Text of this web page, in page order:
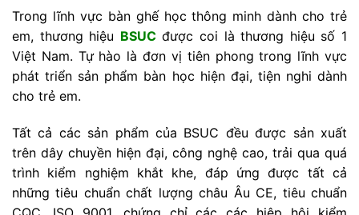
Trong lĩnh vực bàn ghế học thông minh dành cho trẻ
em, thương hiệu BSUCđược coi là thương hiệu số 1
Việt Nam. Tự hào là đơn vị tiên phong trong lĩnh vực
phát triển sản phẩm bàn học hiện đại, tiện nghi dành
cho trẻ em.
Tất cả các sản phẩm của BSUC đều được sản xuất
trên dây chuyền hiện đại, công nghệ cao, trải qua quá
trình kiểm nghiệm khắt khe, đáp ứng được tất cả
những tiêu chuẩn chất lượng châu Âu CE, tiêu chuẩn